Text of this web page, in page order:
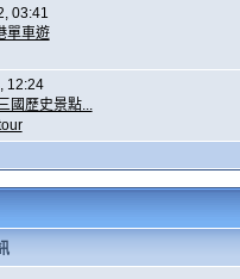
03:41
單車遊
12:24
國歷史景點...